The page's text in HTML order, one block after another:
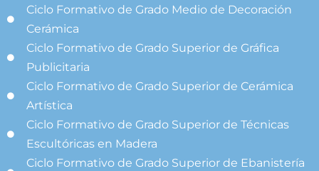
Ciclo Formativo de Grado Medio de Decoración
Cerámica
Ciclo Formativo de Grado Superior de Gráfica
Publicitaria
Ciclo Formativo de Grado Superior de Cerámica
Artística
Ciclo Formativo de Grado Superior de Técnicas
Escultóricas en Madera
Ciclo Formativo de Grado Superior de Ebanistería